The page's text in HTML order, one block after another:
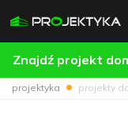
Znajdź projekt
projektyka projekty